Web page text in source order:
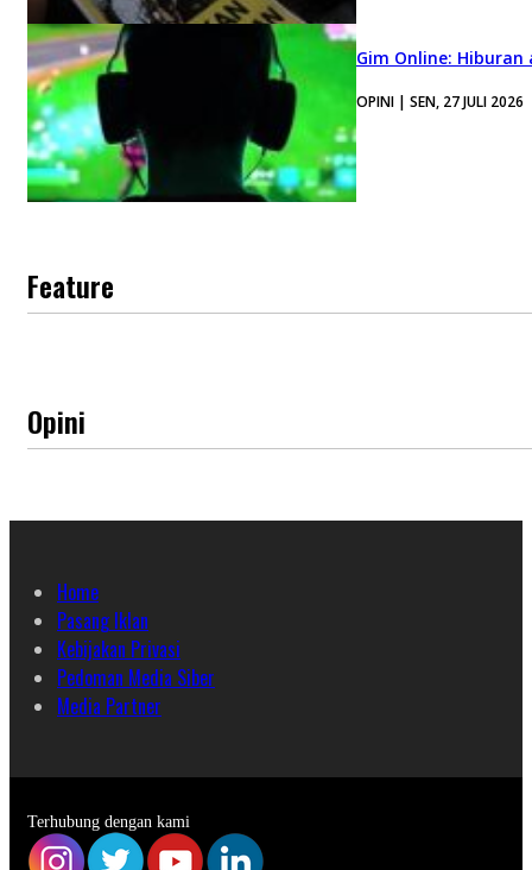
Gim Online:
OPINI | SEN, 27 JULI 2026
Feature
Opini
Home
Pasang Iklan
Kebijakan Privasi
Pedoman Media Siber
Media Partner
Terhubung dengan kami